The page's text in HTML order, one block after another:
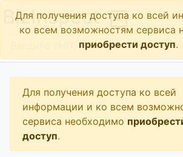
BizInspect
Для получения доступа ко всей
ко всем возможностям сервиса
приобрести доступ.
Для получения доступа ко всей
информации и ко всем
сервиса необходимо
доступ.